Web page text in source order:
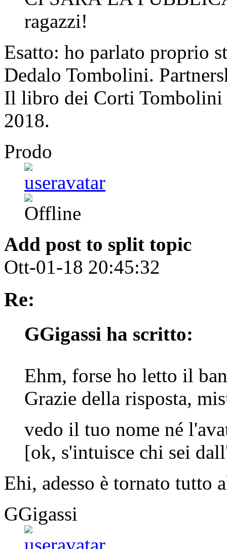
ragazzi!
Esatto: ho parlato proprio
Dedalo Tombolini.
Il libro dei Corti Tombolini
2018.
Prodo
Add post to split topic
Ott-01-18 20:45:32
Re:
GGigassi ha scritto:
Ehm, forse ho letto il
Grazie della risposta,
vedo il tuo nome né
[ok, s'intuisce chi sei
Ehi, adesso è tornato tutto
GGigassi